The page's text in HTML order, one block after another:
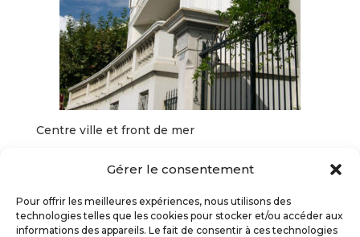
Gérer le consentement
Pour offrir les meilleures expériences, nous utilisons des
technologies telles que les cookies pour stocker et/ou accéder aux
informations des appareils. Le fait de consentir à ces technologies
Centre ville et front de mer